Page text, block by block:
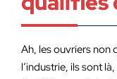
Ah, les ouvriers non
l’industrie, ils sont